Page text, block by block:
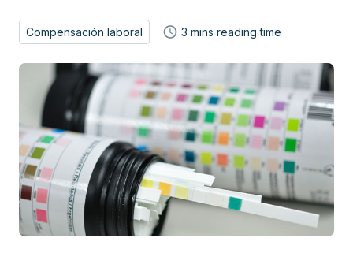
Compensación laboral 3 mins reading time